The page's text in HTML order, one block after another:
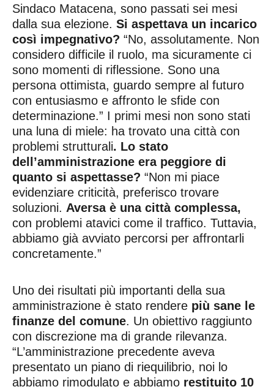
Sindaco Matacena, sono passati sei mesi
dalla sua elezione. Si aspettava un incarico
così impegnativo? “No, assolutamente. Non
considero difficile il ruolo, ma sicuramente ci
sono momenti di riflessione. Sono una
persona ottimista, guardo sempre al futuro
con entusiasmo e affronto le sfide con
determinazione.” I primi mesi non sono stati
una luna di miele: ha trovato una città con
problemi strutturali. Lo stato
dell’amministrazione era peggiore di
quanto si aspettasse? “Non mi piace
evidenziare criticità, preferisco trovare
soluzioni. Aversa è una città complessa,
con problemi atavici come il traffico. Tuttavia,
abbiamo già avviato percorsi per affrontarli
concretamente.”
Uno dei risultati più importanti della sua
amministrazione è stato rendere più sane le
finanze del comune. Un obiettivo raggiunto
con discrezione ma di grande rilevanza.
“L’amministrazione precedente aveva
presentato un piano di riequilibrio, noi lo
abbiamo rimodulato e abbiamo restituito 10